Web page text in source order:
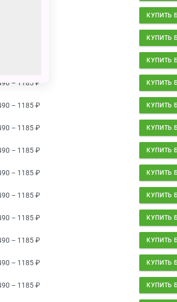
КУПИТЬ
КУПИТЬ
КУПИТЬ
– 1185₽ КУПИТЬ
– 1185₽ КУПИТЬ
– 1185₽ КУПИТЬ
– 1185₽ КУПИТЬ
– 1185₽ КУПИТЬ
– 1185₽ КУПИТЬ
– 1185₽ КУПИТЬ
– 1185₽ КУПИТЬ
– 1185₽ КУПИТЬ
– 1185₽ КУПИТЬ